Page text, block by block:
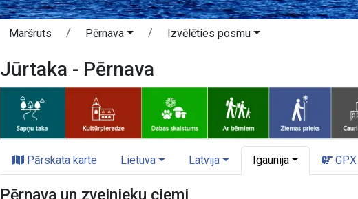
Maršruts Pērnava Izvēlēties posmu
Jūrtaka - Pērnava
Pārskata karte Lietuva Latvija Igaunija GPX